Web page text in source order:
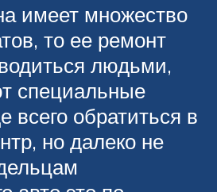
имеет множество
то ее ремонт
людьми,
специальные
обратиться в
но далеко не